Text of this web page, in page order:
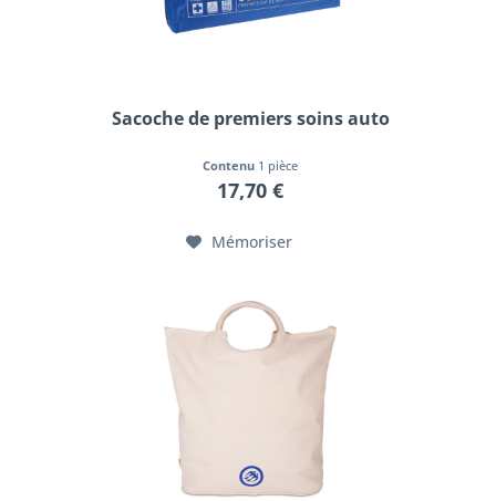
Sacoche de premiers soins auto
Contenu 1 pièce
17,70 €
Mémoriser